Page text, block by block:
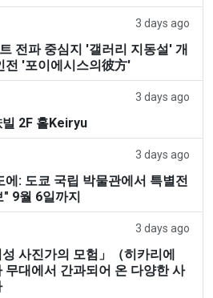
3 days ago
전파 중심지 '갤러리 지동설' 개
전 '포이에시스의彼方'
3 days ago
2F 홀Keiryu
3 days ago
에: 도쿄 국립 박물관에서 특별전
9월 6일까지
3 days ago
성 사진가의 모험」（히카리에
무대에서 간과되어 온 다양한 사